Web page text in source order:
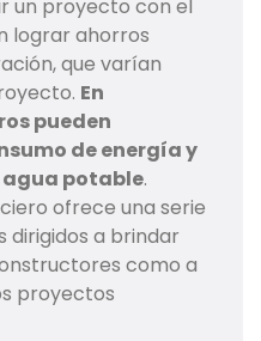
un proyecto con el
lograr ahorros
que varían
En
pueden
de energía y
agua potable.
ofrece una serie
dirigidos a brindar
como a
proyectos